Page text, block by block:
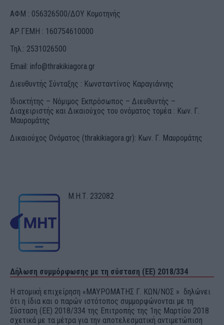
ΑΦΜ : 056326500/ΔOΥ Κομοτηνής
ΑΡ.ΓΕΜΗ : 160754610000
Τηλ.: 2531026500
Email: info@thrakikiagora.gr
Διευθυντής Σύνταξης : Κωνσταντίνος Καραγιάννης
Ιδιοκτήτης – Νόμιμος Εκπρόσωπος – Διευθυντής –
Διαχειριστής και Δικαιούχος του ονόματος τομέα : Κων. Γ.
Μαυρομάτης
Δικαιούχος Ονόματος (thrakikiagora.gr): Κων. Γ. Μαυρομάτης
Μ.Η.Τ. 232082
Δήλωση συμμόρφωσης με τη σύσταση (ΕΕ) 2018/334
Η ατομική επιχείρηση «ΜΑΥΡΟΜΑΤΗΣ Γ. ΚΩΝ/ΝΟΣ » δηλώνει
ότι η ίδια και ο παρών ιστότοπος συμμορφώνονται με τη
Σύσταση (ΕΕ) 2018/334 της Επιτροπής της 1ης Μαρτίου 2018
σχετικά με τα μέτρα για την αποτελεσματική αντιμετώπιση